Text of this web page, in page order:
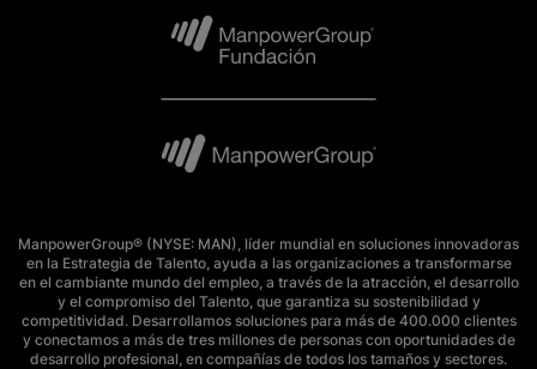
ManpowerGroup® (NYSE: MAN), líder mundial en soluciones innovadoras
en la Estrategia de Talento, ayuda a las organizaciones a transformarse
en el cambiante mundo del empleo, a través de la atracción, el desarrollo
y el compromiso del Talento, que garantiza su sostenibilidad y
competitividad. Desarrollamos soluciones para más de 400.000 clientes
y conectamos a más de tres millones de personas con oportunidades de
desarrollo profesional, en compañías de todos los tamaños y sectores.